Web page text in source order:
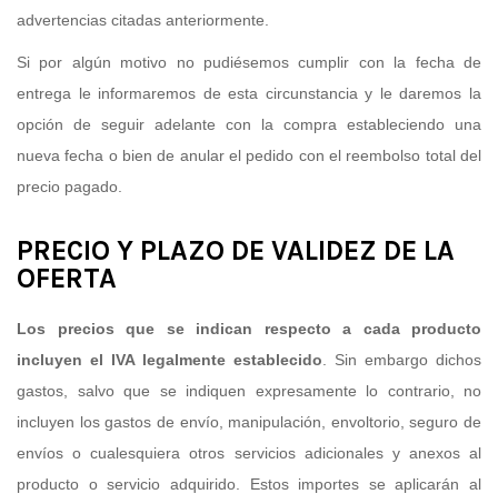
advertencias citadas anteriormente.
Si por algún motivo no pudiésemos cumplir con la fecha de
entrega le informaremos de esta circunstancia y le daremos la
opción de seguir adelante con la compra estableciendo una
nueva fecha o bien de anular el pedido con el reembolso total del
precio pagado.
PRECIO Y PLAZO DE VALIDEZ DE LA
OFERTA
Los precios que se indican respecto a cada producto
incluyen el IVA legalmente establecido . Sin embargo dichos
gastos, salvo que se indiquen expresamente lo contrario, no
incluyen los gastos de envío, manipulación, envoltorio, seguro de
envíos o cualesquiera otros servicios adicionales y anexos al
producto o servicio adquirido. Estos importes se aplicarán al